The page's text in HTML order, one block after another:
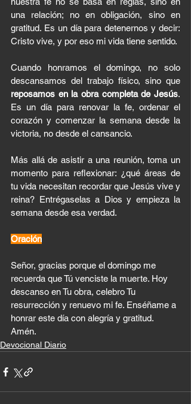
una relación; no en obligación, sino en
gratitud. Es un día para detenernos y decir:
Cristo vive, y por eso mi vida tiene sentido.
Cuando honramos el domingo, no solo
reposamos en la obra completa de Jesús.
Es un día para renovar la fe, ordenar el
corazón y comenzar la semana desde la
victoria, no desde el cansancio.
Más allá de asistir a una reunión, toma un
momento para reflexionar: ¿qué áreas de
tu vida necesitan recordar que Jesús vive y
reina? Entrégaselas a Dios y empieza la
semana desde esa verdad.
Oración
Señor, gracias porque el domingo me
recuerda que Tú venciste la muerte. Hoy
descanso en Tu obra, celebro Tu
resurrección y renuevo mi fe. Enséñame a
honrar este día con alegría y gratitud.
Amén.
Devocional Diario